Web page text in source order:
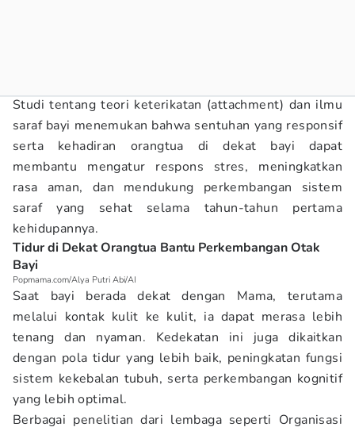
Studi tentang teori keterikatan (attachment) dan ilmu
saraf bayi menemukan bahwa sentuhan yang responsif
serta kehadiran orangtua di dekat bayi dapat
membantu mengatur respons stres, meningkatkan
rasa aman, dan mendukung perkembangan sistem
saraf yang sehat selama tahun-tahun pertama
kehidupannya.
Tidur di Dekat Orangtua Bantu Perkembangan Otak
Bayi
Popmama.com/Alya Putri Abi/AI
Saat bayi berada dekat dengan Mama, terutama
melalui kontak kulit ke kulit, ia dapat merasa lebih
tenang dan nyaman. Kedekatan ini juga dikaitkan
dengan pola tidur yang lebih baik, peningkatan fungsi
sistem kekebalan tubuh, serta perkembangan kognitif
yang lebih optimal.
Berbagai penelitian dari lembaga seperti Organisasi